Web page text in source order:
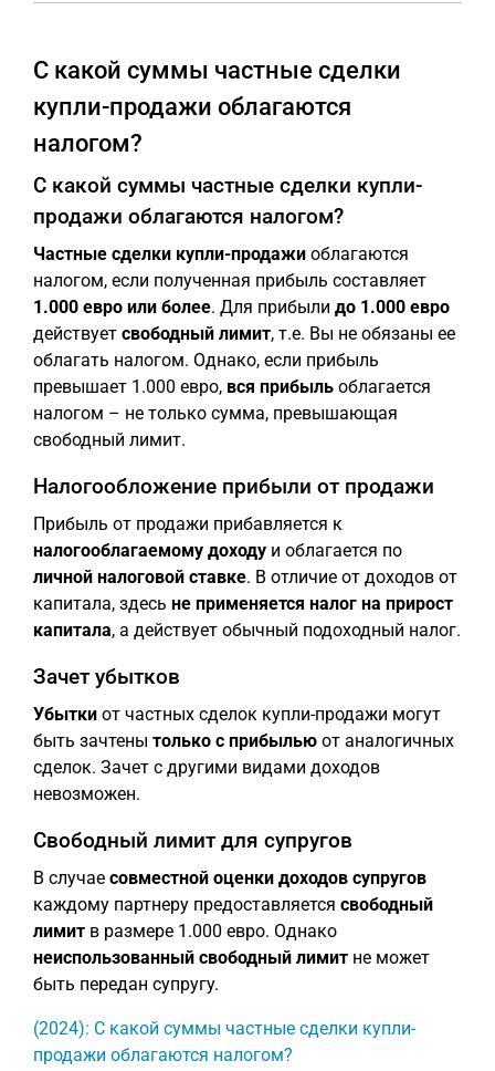
С какой суммы частные сделки
купли-продажи облагаются
налогом?
С какой суммы частные сделки купли-
продажи облагаются налогом?
Частные сделки купли-продажи облагаются
налогом, если полученная прибыль составляет
1.000 евро или более. Для прибыли до 1.000 евро
действует свободный лимит, т.е. Вы не обязаны ее
облагать налогом. Однако, если прибыль
превышает 1.000 евро, вся прибыль облагается
налогом – не только сумма, превышающая
свободный лимит.
Налогообложение прибыли от продажи
Прибыль от продажи прибавляется к
налогооблагаемому доходу и облагается по
личной налоговой ставке. В отличие от доходов от
капитала, здесь не применяется налог на прирост
капитала, а действует обычный подоходный налог.
Зачет убытков
Убытки от частных сделок купли-продажи могут
быть зачтены только с прибылью от аналогичных
сделок. Зачет с другими видами доходов
невозможен.
Свободный лимит для супругов
В случае совместной оценки доходов супругов
каждому партнеру предоставляется свободный
лимит в размере 1.000 евро. Однако
неиспользованный свободный лимит не может
быть передан супругу.
(2024): С какой суммы частные сделки купли-
продажи облагаются налогом?